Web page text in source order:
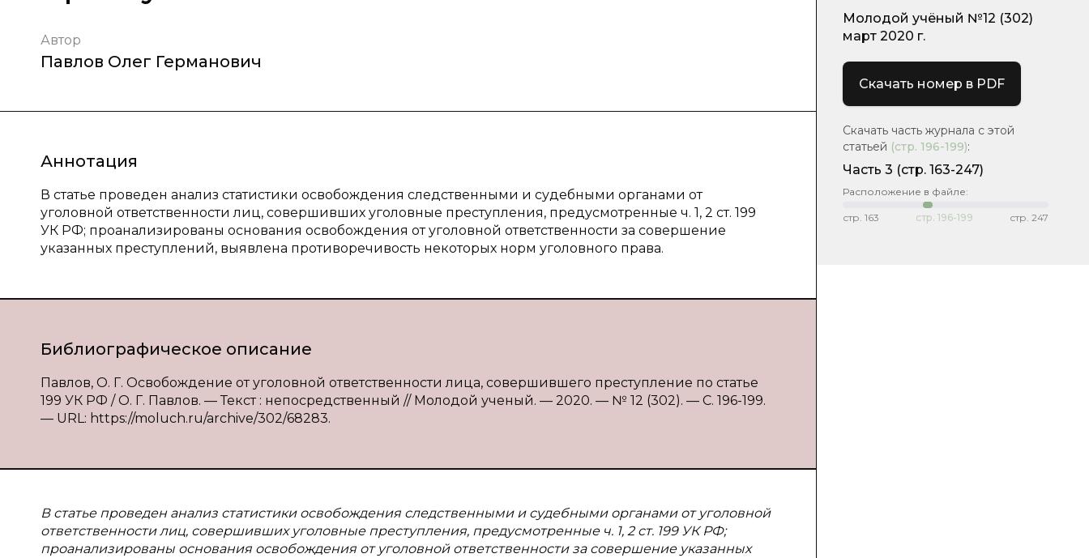
Автор
Павлов Олег Германович
Аннотация
В статье проведен анализ статистики освобождения следственными и судебными органами от
уголовной ответственности лиц, совершивших уголовные преступления, предусмотренные ч. 1, 2 ст. 199
УК РФ; проанализированы основания освобождения от уголовной ответственности за совершение
указанных преступлений, выявлена противоречивость некоторых норм уголовного права.
Библиографическое описание
Павлов, О. Г. Освобождение от уголовной ответственности лица, совершившего преступление по статье
199 УК РФ / О. Г. Павлов. — Текст : непосредственный // Молодой ученый. — 2020. — № 12 (302). — С. 196-199.
— URL: https://moluch.ru/archive/302/68283.
В статье проведен анализ статистики освобождения следственными и судебными органами от уголовной
ответственности лиц, совершивших уголовные преступления, предусмотренные ч. 1, 2 ст. 199 УК РФ;
проанализированы основания освобождения от уголовной ответственности за совершение указанных
Молодой учёный №12 (302)
март 2020 г.
Скачать номер в PDF
Скачать часть журнала с этой
статьей (стр. 196-199):
Часть 3 (стр. 163-247)
Расположение в файле:
стр. 163 стр. 196-199 стр. 247